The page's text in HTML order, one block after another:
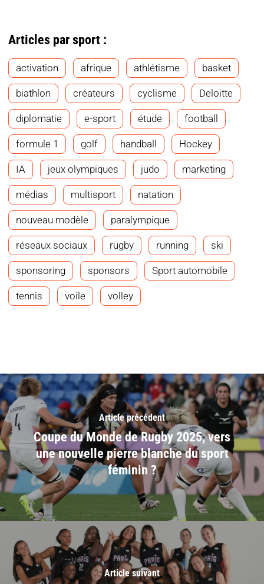
Articles par sport :
activation afrique athlétisme basket
biathlon créateurs cyclisme Deloitte
diplomatie e-sport étude football
formule 1 golf handball Hockey
IA jeux olympiques judo marketing
médias multisport natation
nouveau modèle paralympique
réseaux sociaux rugby running ski
sponsoring sponsors Sport automobile
tennis voile volley
Article précédent
Coupe du Monde de Rugby 2025, vers
une nouvelle pierre blanche du sport
féminin ?
Article suivant